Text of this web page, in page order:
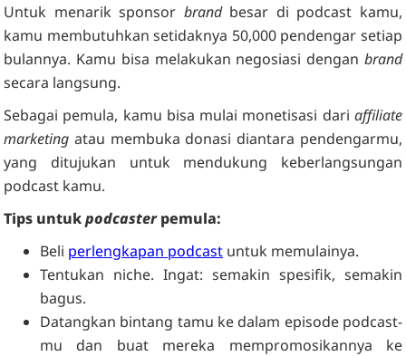
Untuk menarik sponsor brand besar di podcast kamu,
kamu membutuhkan setidaknya 50,000 pendengar setiap
bulannya. Kamu bisa melakukan negosiasi dengan brand
secara langsung.
Sebagai pemula, kamu bisa mulai monetisasi dari affiliate
marketing atau membuka donasi diantara pendengarmu,
yang ditujukan untuk mendukung keberlangsungan
podcast kamu.
Tips untukpodcasterpemula:
Beli perlengkapan podcast untuk memulainya.
Tentukan niche. Ingat: semakin spesifik, semakin
bagus.
Datangkan bintang tamu ke dalam episode podcast-
mu dan buat mereka mempromosikannya ke